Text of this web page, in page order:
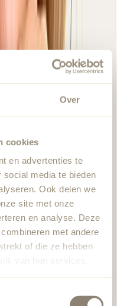
Over
cookies
en advertenties te
media te bieden
Ook delen we
site met onze
en analyse. Deze
met andere
of die ze hebben
van hun services.